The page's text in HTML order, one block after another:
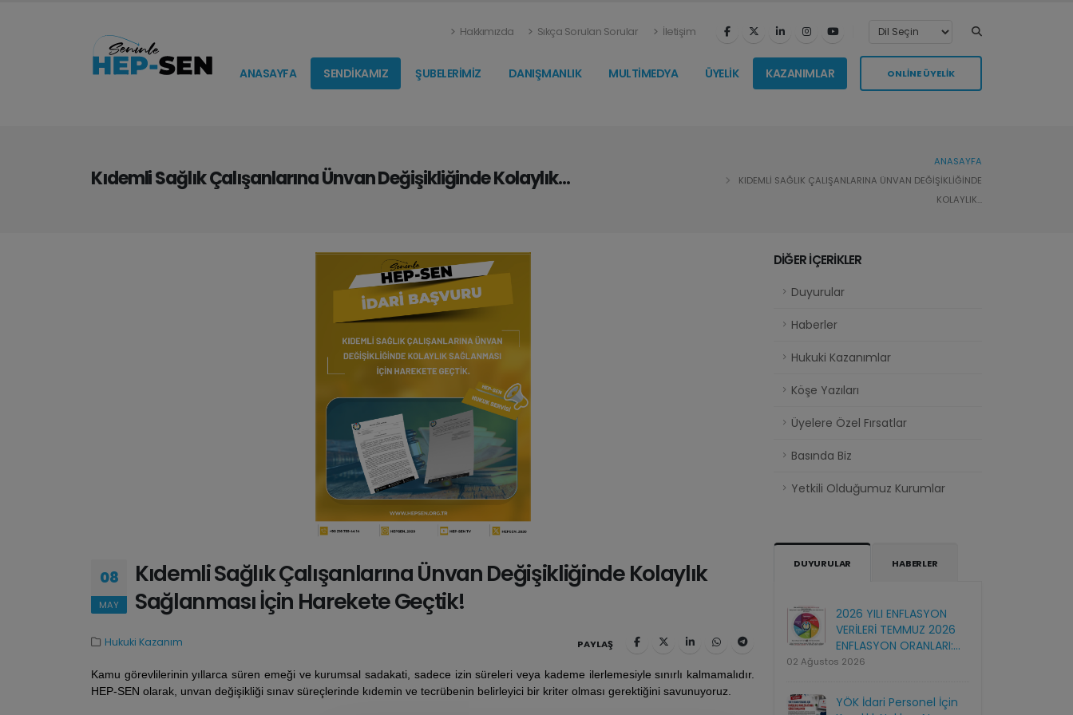
Hakkımızda Sıkça Sorulan Sorular İletişim
ANASAYFA SENDİKAMIZ ŞUBELERİMİZ DANIŞMANLIK MULTİMEDYA ÜYELİK KAZANIMLAR ONLİNE ÜYELİK
Kıdemli Sağlık Çalışanlarına Ünvan Değişikliğinde Kolaylık...
ANASAYFA
KIDEMLİ SAĞLIK ÇALIŞANLARINA ÜNVAN DEĞİŞİKLİĞİNDE
KOLAYLIK...
DİĞER İÇERİKLER
Duyurular
Haberler
Hukuki Kazanımlar
Köşe Yazıları
Üyelere Özel Fırsatlar
Basında Biz
Yetkili Olduğumuz Kurumlar
DUYURULAR HABERLER
2026 YILI ENFLASYON
VERİLERİ TEMMUZ 2026
ENFLASYON ORANLARI:...
02 Ağustos 2026
YÖK İdari Personel İçin
08
MAY
Kıdemli Sağlık Çalışanlarına Ünvan Değişikliğinde Kolaylık
Sağlanması İçin Harekete Geçtik!
Hukuki Kazanım PAYLAŞ
​Kamu görevlilerinin yıllarca süren emeği ve kurumsal sadakati, sadece izin süreleri veya kademe ilerlemesiyle sınırlı kalmamalıdır.
HEP-SEN olarak, unvan değişikliği sınav süreçlerinde kıdemin ve tecrübenin belirleyici bir kriter olması gerektiğini savunuyoruz.